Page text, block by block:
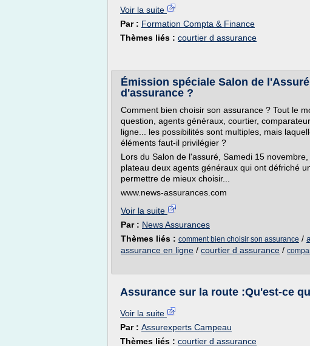
Voir la suite
Par : Formation Compta & Finance
Thèmes liés : courtier d assurance
Émission spéciale Salon de
d'assurance ?
Comment bien choisir son assurance ? Tout le
question, agents généraux, courtier,
ligne... les possibilités sont multiples, mais
éléments faut-il privilégier ?
Lors du Salon de l'assuré, Samedi 15
plateau deux agents généraux qui ont défriché
permettre de mieux choisir...
www.news-assurances.com
Voir la suite
Par : News Assurances
Thèmes liés : comment bien choisir son assurance /
assurance en ligne / courtier d assurance /
Assurance sur la route :Qu'est-ce
Voir la suite
Par : Assurexperts Campeau
Thèmes liés : courtier d assurance